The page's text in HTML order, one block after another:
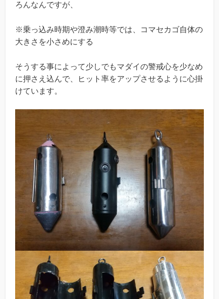
ろんなんですが、
※乗っ込み時期や澄み潮時等では、コマセカゴ自体の
大きさを小さめにする
そうする事によって少しでもマダイの警戒心を少なめ
に押さえ込んで、ヒット率をアップさせるように心掛
けています。